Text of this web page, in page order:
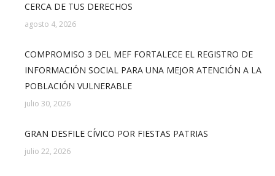
CERCA DE TUS DERECHOS
agosto 4, 2026
COMPROMISO 3 DEL MEF FORTALECE EL REGISTRO DE
INFORMACIÓN SOCIAL PARA UNA MEJOR ATENCIÓN A LA
POBLACIÓN VULNERABLE
julio 30, 2026
GRAN DESFILE CÍVICO POR FIESTAS PATRIAS
julio 22, 2026